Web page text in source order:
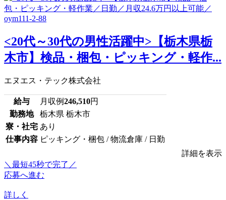
<20代～30代の男性活躍中>【栃木県栃
木市】検品・梱包・ピッキング・軽作...
エヌエス・テック株式会社
給与 月収例246,510円
勤務地
栃木県 栃木市
寮・社宅 あり
仕事内容 ピッキング・梱包 / 物流倉庫 / 日勤
詳細を表示
＼最短45秒で完了／
応募へ進む
詳しく